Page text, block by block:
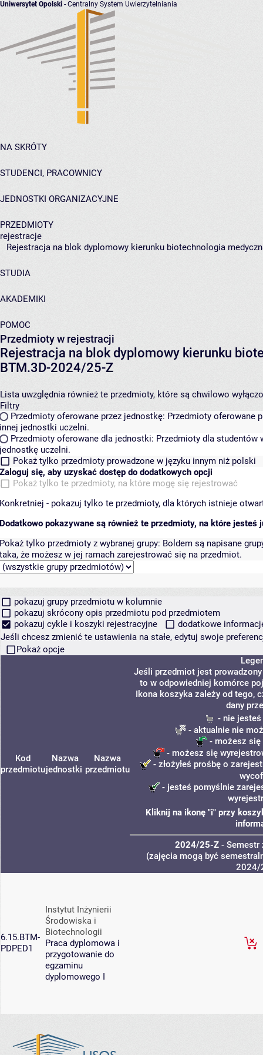
Uniwersytet Opolski - Centralny System Uwierzytelniania
NA SKRÓTY
STUDENCI, PRACOWNICY
JEDNOSTKI ORGANIZACYJNE
PRZEDMIOTY
rejestracje
Rejestracja na blok dyplomowy kierunku biotechnologia
STUDIA
AKADEMIKI
POMOC
Przedmioty w rejestracji
Rejestracja na blok dyplomowy kierunku
BTM.3D-2024/25-Z
Lista uwzględnia również te przedmioty, które są chwilowo
Filtry
Przedmioty oferowane przez jednostkę: Przedmioty oferowane
innej jednostki uczelni.
Przedmioty oferowane dla jednostki: Przedmioty dla studentów
jednostkę uczelni.
Pokaż tylko przedmioty prowadzone w języku innym niż polski
Zaloguj się, aby uzyskać dostęp do dodatkowych opcji
Pokaż tylko te przedmioty, na które mogę się rejestrować
Konkretniej - pokazuj tylko te przedmioty, dla których istnieje
Dodatkowo pokazywane są również te przedmioty, na które jesteś
Pokaż tylko przedmioty z wybranej grupy: Boldem są napisane
taka, że możesz w jej ramach zarejestrować się na przedmiot.
pokazuj grupy przedmiotu w kolumnie
pokazuj skrócony opis przedmiotu pod przedmiotem
pokazuj cykle i koszyki rejestracyjne
dodatkowe
Jeśli chcesz zmienić te ustawienia na stałe, edytuj swoje
Pokaż opcje
Kod
przedmiotu
Nazwa
jednostki
Nazwa
przedmiotu
Jeśli przedmiot jest
to w odpowiedniej komórce
Ikona koszyka zależy od tego,
dany
- nie
- aktualnie nie
- możesz
- możesz się
- złożyłeś prośbę o
- jesteś pomyślnie
Kliknij na ikonę "i" przy
2024/25-Z- Semestr
(zajęcia mogą być
2024/
6.15.BTM-
PDPED1
Instytut Inżynierii
Środowiska i
Biotechnologii
Praca dyplomowa i
przygotowanie do
egzaminu
dyplomowego I